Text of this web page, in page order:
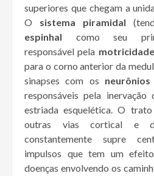
superiores que chegam a
O sistema piramidal
espinhal como seu
responsável pela
para o corno anterior da
sinapses com os
responsáveis pela
estriada esquelética. O
outras vias cortical e
constantemente supre
impulsos que tem um
doenças envolvendo os